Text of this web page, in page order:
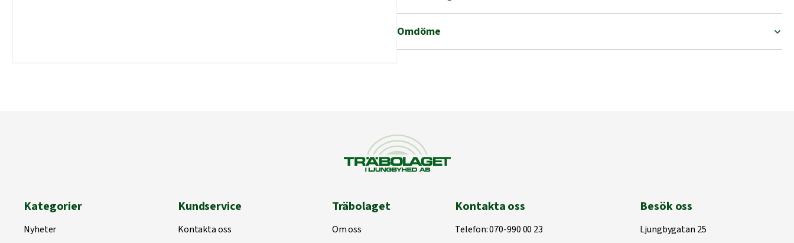
Omdöme
Kategorier
Nyheter
Kundservice
Kontakta oss
Träbolaget
Om oss
Kontakta oss
Telefon:070-990 00 23
Besök oss
Ljungbygatan 25